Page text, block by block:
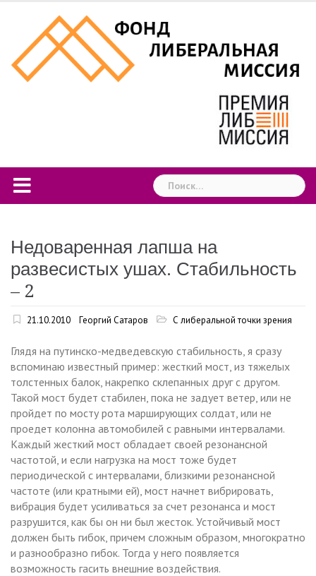
content
Найти:
Недоваренная лапша на
развесистых ушах. Стабильность
– 2
21.10.2010 Георгий Сатаров С либеральной точки зрения
Глядя на путинско-медведевскую стабильность, я сразу
вспоминаю известный пример: жесткий мост, из тяжелых
толстенных балок, накрепко склепанных друг с другом.
Такой мост будет стабилен, пока не задует ветер, или не
пройдет по мосту рота марширующих солдат, или не
проедет колонна автомобилей с равными интервалами.
Каждый жесткий мост обладает своей резонансной
частотой, и если нагрузка на мост тоже будет
периодической с интервалами, близкими резонансной
частоте (или кратными ей), мост начнет вибрировать,
вибрация будет усиливаться за счет резонанса и мост
разрушится, как бы он ни был жесток. Устойчивый мост
должен быть гибок, причем сложным образом, многократно
и разнообразно гибок. Тогда у него появляется
возможность гасить внешние воздействия.